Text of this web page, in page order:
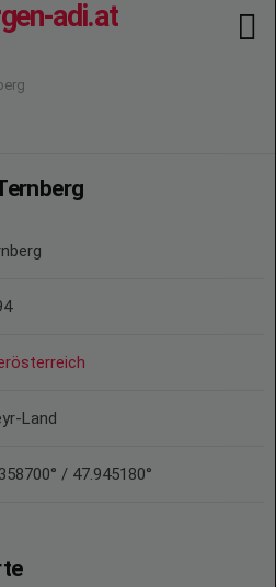
Land
/ 47.945180°